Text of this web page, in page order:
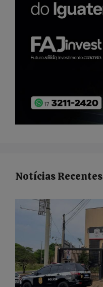
Notícias Recentes